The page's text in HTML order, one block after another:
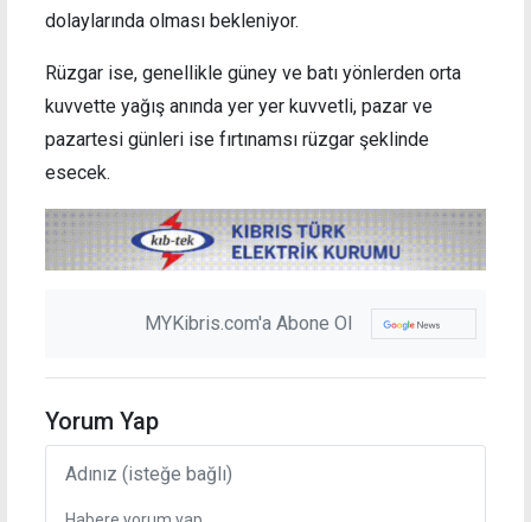
dolaylarında olması bekleniyor.
Rüzgar ise, genellikle güney ve batı yönlerden orta
kuvvette yağış anında yer yer kuvvetli, pazar ve
pazartesi günleri ise fırtınamsı rüzgar şeklinde
esecek.
MYKibris.com'a Abone Ol
Yorum Yap